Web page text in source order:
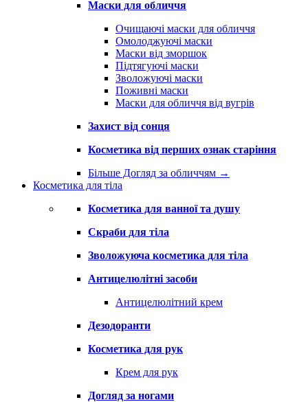
Маски для обличчя
Очищаючі маски для обличчя
Омолоджуючі маски
Маски від зморшок
Підтягуючі маски
Зволожуючі маски
Поживні маски
Маски для обличчя від вугрів
Захист від сонця
Косметика від перших ознак старіння
Більше Догляд за обличчям →
Косметика для тіла
Косметика для ванної та душу
Скраби для тіла
Зволожуюча косметика для тіла
Антицелюлітні засоби
Антицелюлітний крем
Дезодоранти
Косметика для рук
Крем для рук
Догляд за ногами